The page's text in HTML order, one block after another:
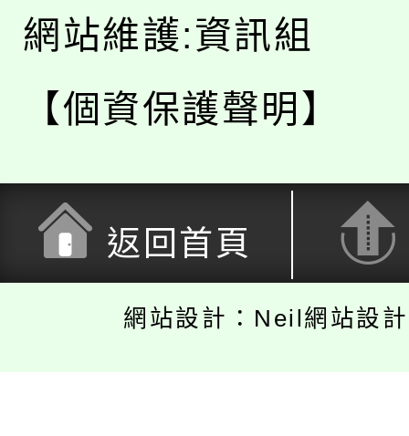
網站維護:資訊組
【個資保護聲明】
返回首頁
網站設計：Neil網站設